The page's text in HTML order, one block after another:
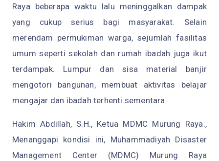
Raya beberapa waktu lalu meninggalkan dampak
yang cukup serius bagi masyarakat. Selain
merendam permukiman warga, sejumlah fasilitas
umum seperti sekolah dan rumah ibadah juga ikut
terdampak. Lumpur dan sisa material banjir
mengotori bangunan, membuat aktivitas belajar
mengajar dan ibadah terhenti sementara.
Hakim Abdillah, S.H., Ketua MDMC Murung Raya.,
Menanggapi kondisi ini, Muhammadiyah Disaster
Management Center (MDMC) Murung Raya